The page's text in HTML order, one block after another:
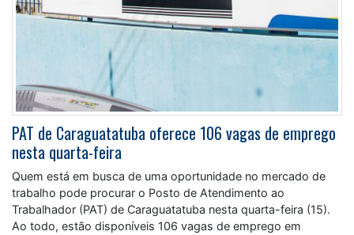
PAT de Caraguatatuba oferece 106 vagas de emprego
nesta quarta-feira
Quem está em busca de uma oportunidade no mercado de
trabalho pode procurar o Posto de Atendimento ao
Trabalhador (PAT) de Caraguatatuba nesta quarta-feira (15).
Ao todo, estão disponíveis 106 vagas de emprego em